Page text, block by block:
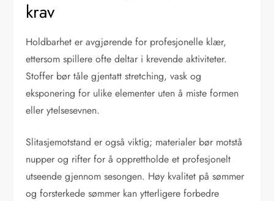
krav
Holdbarhet er avgjørende for profesjonelle klær,
ettersom spillere ofte deltar i krevende aktiviteter.
Stoffer bør tåle gjentatt stretching, vask og
eksponering for ulike elementer uten å miste formen
eller ytelsesevnen.
Slitasjemotstand er også viktig; materialer bør motstå
nupper og rifter for å opprettholde et profesjonelt
utseende gjennom sesongen. Høy kvalitet på sømmer
og forsterkede sømmer kan ytterligere forbedre